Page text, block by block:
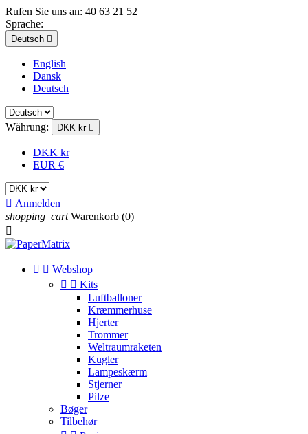
Rufen Sie uns an: 40 63 21 52
Sprache:
Deutsch 
English
Dansk
Deutsch
Währung: DKK kr 
DKK kr
EUR €
 Anmelden
shopping_cart Warenkorb (0)

  Webshop
  Kits
Luftballoner
Kræmmerhuse
Hjerter
Trommer
Weltraumraketen
Kugler
Lampeskærm
Stjerner
Pilze
Bøger
Tilbehør